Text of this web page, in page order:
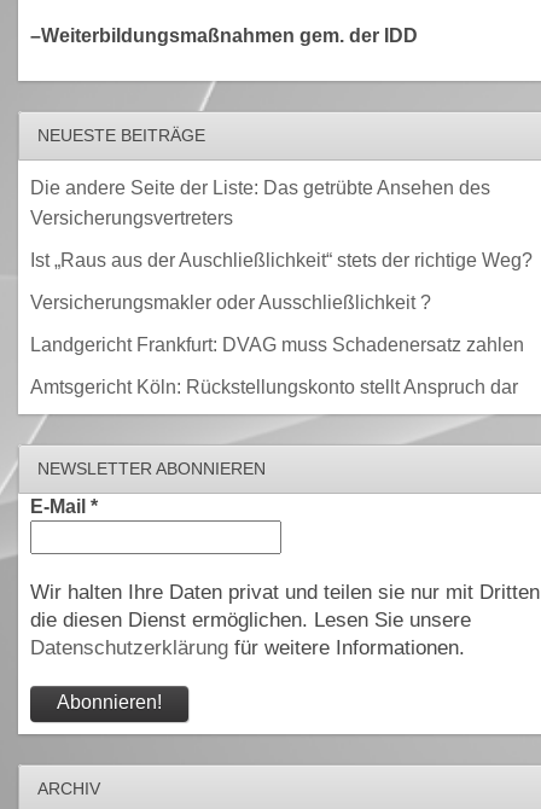
–Weiterbildungsmaßnahmen gem. der IDD
NEUESTE BEITRÄGE
Die andere Seite der Liste: Das getrübte Ansehen des
Versicherungsvertreters
Ist „Raus aus der Auschließlichkeit“ stets der richtige Weg?
Versicherungsmakler oder Ausschließlichkeit ?
Landgericht Frankfurt: DVAG muss Schadenersatz zahlen
Amtsgericht Köln: Rückstellungskonto stellt Anspruch dar
NEWSLETTER ABONNIEREN
E-Mail *
Wir halten Ihre Daten privat und teilen sie nur mit
die diesen Dienst ermöglichen. Lesen Sie unsere
Datenschutzerklärungfür weitere Informationen.
ARCHIV